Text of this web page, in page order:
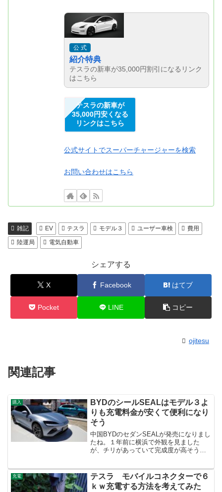
公 式
紹介特典
テスラの新車が35,000円割引になるリンク
はこちら
テスラの新車が
35,000円安くなる
リンクはこちら
公式サイトでスーパーチャージャーを検索
お問い合わせはこちら
雑記 EV テスラ モデル３ ユーザー車検
費用
陸運局
電気自動車
シェアする
X Facebook はてブ
Pocket LINE コピー
ojitesu
関連記事
購入
BYDのシールSEALはモデル３よ
りも充電料金が安くて便利になり
そう
中国BYDのセダンSEALが発売になりまし
たね。１年前に横浜で外観を見ました
が、チリがあっていて完成度が高そうで
します。テスラ モデル３の急速充電の
料金スーパーチャ...
充電
テスラ モバイルコネクターで６
ｋｗ充電する方法を考えてみた